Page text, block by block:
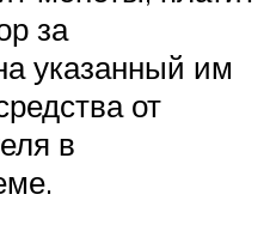
за
указанный им
от
в